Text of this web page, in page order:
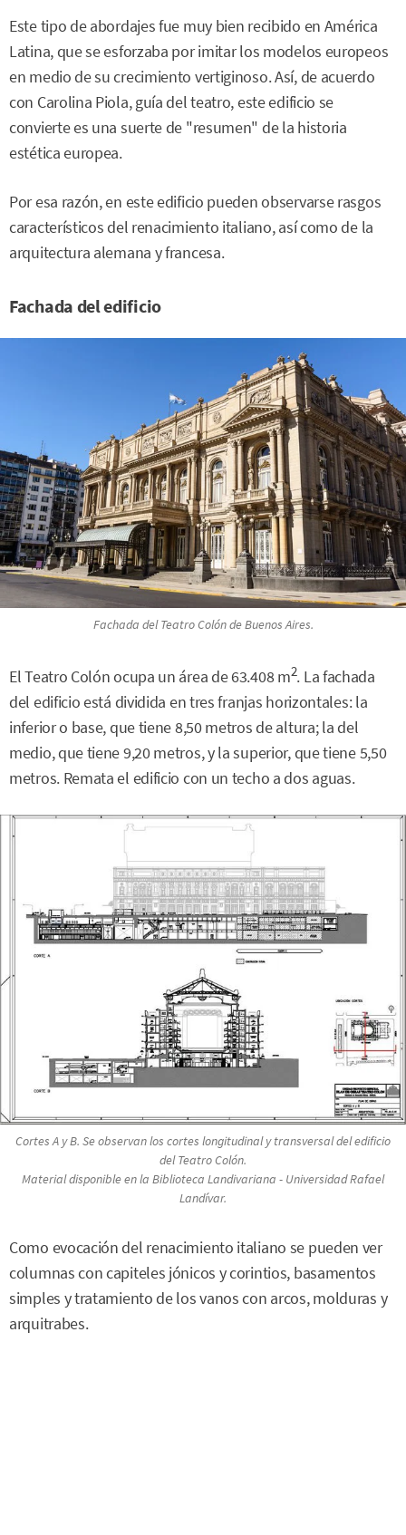
Este tipo de abordajes fue muy bien recibido en América
Latina, que se esforzaba por imitar los modelos europeos
en medio de su crecimiento vertiginoso. Así, de acuerdo
con Carolina Piola, guía del teatro, este edificio se
convierte es una suerte de "resumen" de la historia
estética europea.
Por esa razón, en este edificio pueden observarse rasgos
característicos del renacimiento italiano, así como de la
arquitectura alemana y francesa.
Fachada del edificio
Fachada del Teatro Colón de Buenos Aires.
El Teatro Colón ocupa un área de 63.408 m2. La fachada
del edificio está dividida en tres franjas horizontales: la
inferior o base, que tiene 8,50 metros de altura; la del
medio, que tiene 9,20 metros, y la superior, que tiene 5,50
metros. Remata el edificio con un techo a dos aguas.
Cortes A y B. Se observan los cortes longitudinal y transversal del edificio
del Teatro Colón.
Material disponible en la Biblioteca Landivariana - Universidad Rafael
Landívar.
Como evocación del renacimiento italiano se pueden ver
columnas con capiteles jónicos y corintios, basamentos
simples y tratamiento de los vanos con arcos, molduras y
arquitrabes.